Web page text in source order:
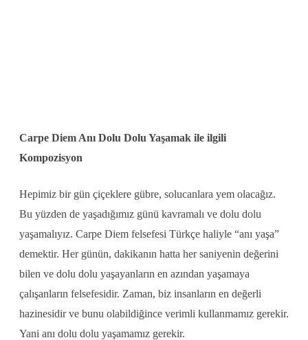
Carpe Diem Anı Dolu Dolu Yaşamak ile ilgili
Kompozisyon
Hepimiz bir gün çiçeklere gübre, solucanlara yem olacağız.
Bu yüzden de yaşadığımız günü kavramalı ve dolu dolu
yaşamalıyız. Carpe Diem felsefesi Türkçe haliyle “anı yaşa”
demektir. Her günün, dakikanın hatta her saniyenin değerini
bilen ve dolu dolu yaşayanların en azından yaşamaya
çalışanların felsefesidir. Zaman, biz insanların en değerli
hazinesidir ve bunu olabildiğince verimli kullanmamız gerekir.
Yani anı dolu dolu yaşamamız gerekir.